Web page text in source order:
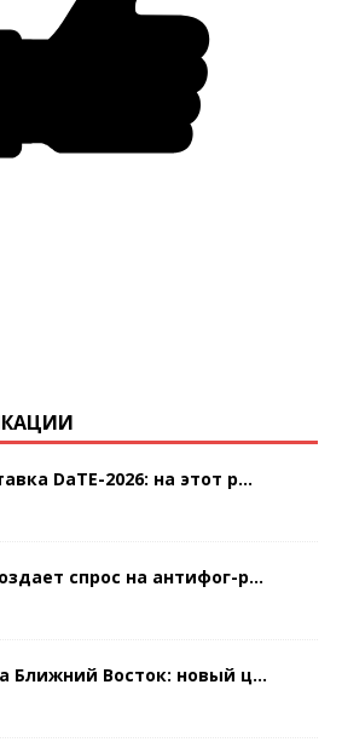
DaTE-2026: на этот р...
спрос на антифог-р...
Ближний Восток: новый ц...